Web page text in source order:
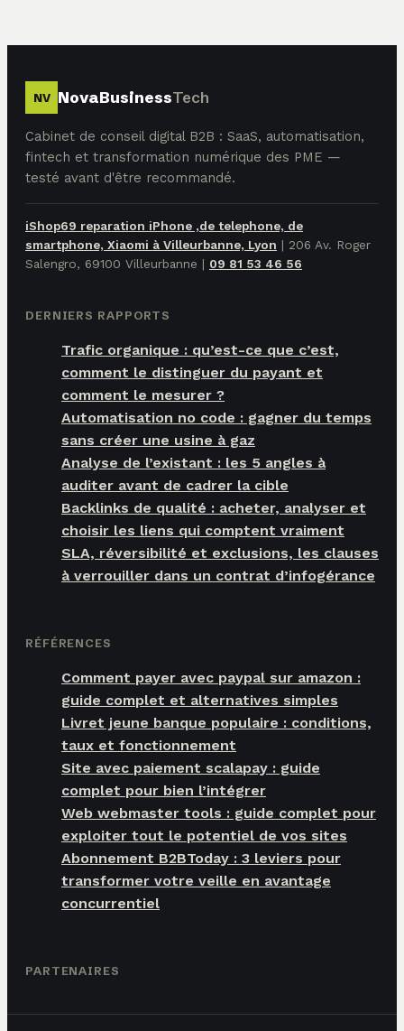
NV NovaBusinessTech
Cabinet de conseil digital B2B : SaaS, automatisation,
fintech et transformation numérique des PME —
testé avant d'être recommandé.
iShop69 reparation iPhone ,de telephone, de
smartphone, Xiaomi à Villeurbanne, Lyon | 206 Av. Roger
Salengro, 69100 Villeurbanne | 09 81 53 46 56
DERNIERS RAPPORTS
Trafic organique : qu’est-ce que c’est,
comment le distinguer du payant et
comment le mesurer ?
Automatisation no code : gagner du temps
sans créer une usine à gaz
Analyse de l’existant : les 5 angles à
auditer avant de cadrer la cible
Backlinks de qualité : acheter, analyser et
choisir les liens qui comptent vraiment
SLA, réversibilité et exclusions, les clauses
à verrouiller dans un contrat d’infogérance
RÉFÉRENCES
Comment payer avec paypal sur amazon :
guide complet et alternatives simples
Livret jeune banque populaire : conditions,
taux et fonctionnement
Site avec paiement scalapay : guide
complet pour bien l’intégrer
Web webmaster tools : guide complet pour
exploiter tout le potentiel de vos sites
Abonnement B2BToday : 3 leviers pour
transformer votre veille en avantage
concurrentiel
PARTENAIRES